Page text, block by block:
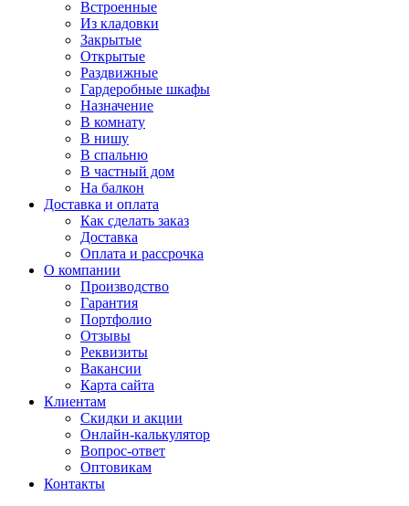
Встроенные
Из кладовки
Закрытые
Открытые
Раздвижные
Гардеробные шкафы
Назначение
В комнату
В нишу
В спальню
В частный дом
На балкон
Доставка и оплата
Как сделать заказ
Доставка
Оплата и рассрочка
О компании
Производство
Гарантия
Портфолио
Отзывы
Реквизиты
Вакансии
Карта сайта
Клиентам
Скидки и акции
Онлайн-калькулятор
Вопрос-ответ
Оптовикам
Контакты